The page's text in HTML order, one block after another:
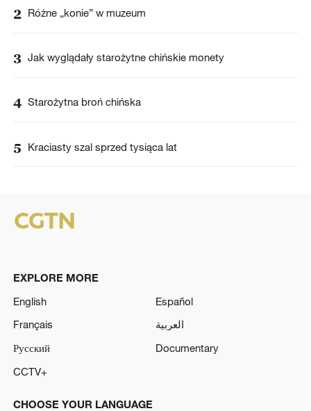
2 Różne „konie” w muzeum
3 Jak wyglądały starożytne chińskie monety
4 Starożytna broń chińska
5 Kraciasty szal sprzed tysiąca lat
EXPLORE MORE
English
Español
Français
العربية
Русский
Documentary
CCTV+
CHOOSE YOUR LANGUAGE